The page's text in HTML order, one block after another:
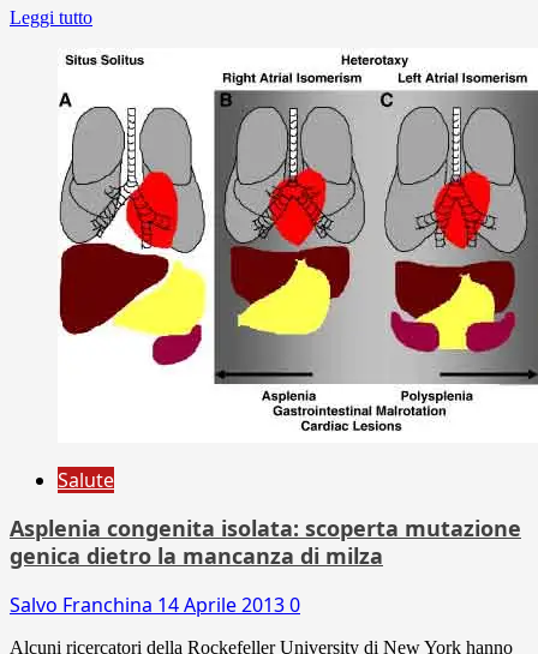
Leggi tutto
Salute
Asplenia congenita isolata: scoperta mutazione
genica dietro la mancanza di milza
Salvo Franchina 14 Aprile 20130
Alcuni ricercatori della Rockefeller University di New York hanno